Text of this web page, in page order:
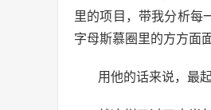
里的项目，带我分析每
字母斯慕圈里的方方面
用他的话来说，最